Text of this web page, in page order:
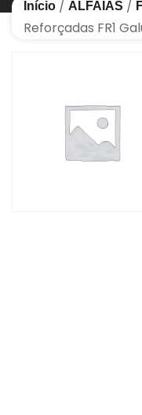
Início / ALFAIAS /
Reforçadas FR1